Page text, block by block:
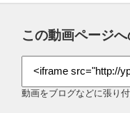
この動画ページ
動画をブログなどに張り